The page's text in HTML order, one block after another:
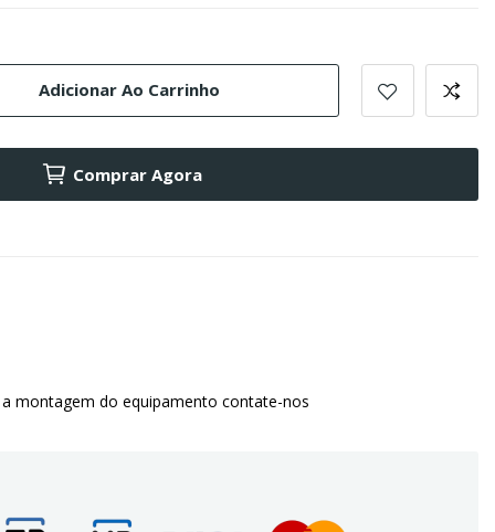
Adicionar Ao Carrinho
Comprar Agora
montagem do equipamento contate-nos